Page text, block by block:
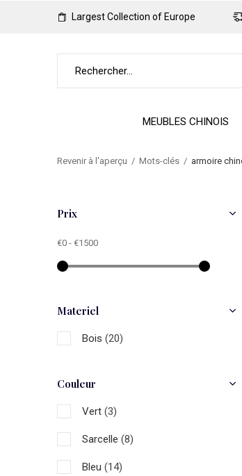
MEUBLES CHINOIS
Largest Collection of Europe
Revenir à l'aperçu Mots-clés armoire
Prix
€0 - €1500
Materiel
Bois (20)
Couleur
Vert (3)
Sarcelle (8)
Bleu (14)